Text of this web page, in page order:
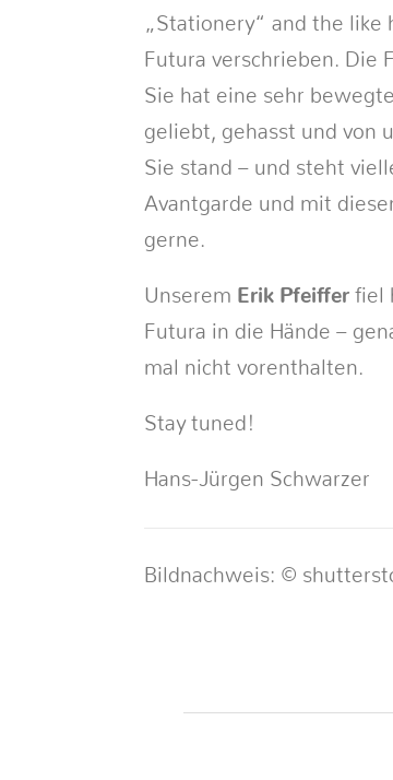
„Stationery“ and the like
Futura verschrieben. Die
Sie hat eine sehr
geliebt, gehasst und von
Sie stand – und steht
Avantgarde und mit
gerne.
Unserem Erik Pfeiffer fiel
Futura in die Hände –
mal nicht vorenthalten.
Stay tuned!
Hans-Jürgen Schwarzer
Bildnachweis: ©